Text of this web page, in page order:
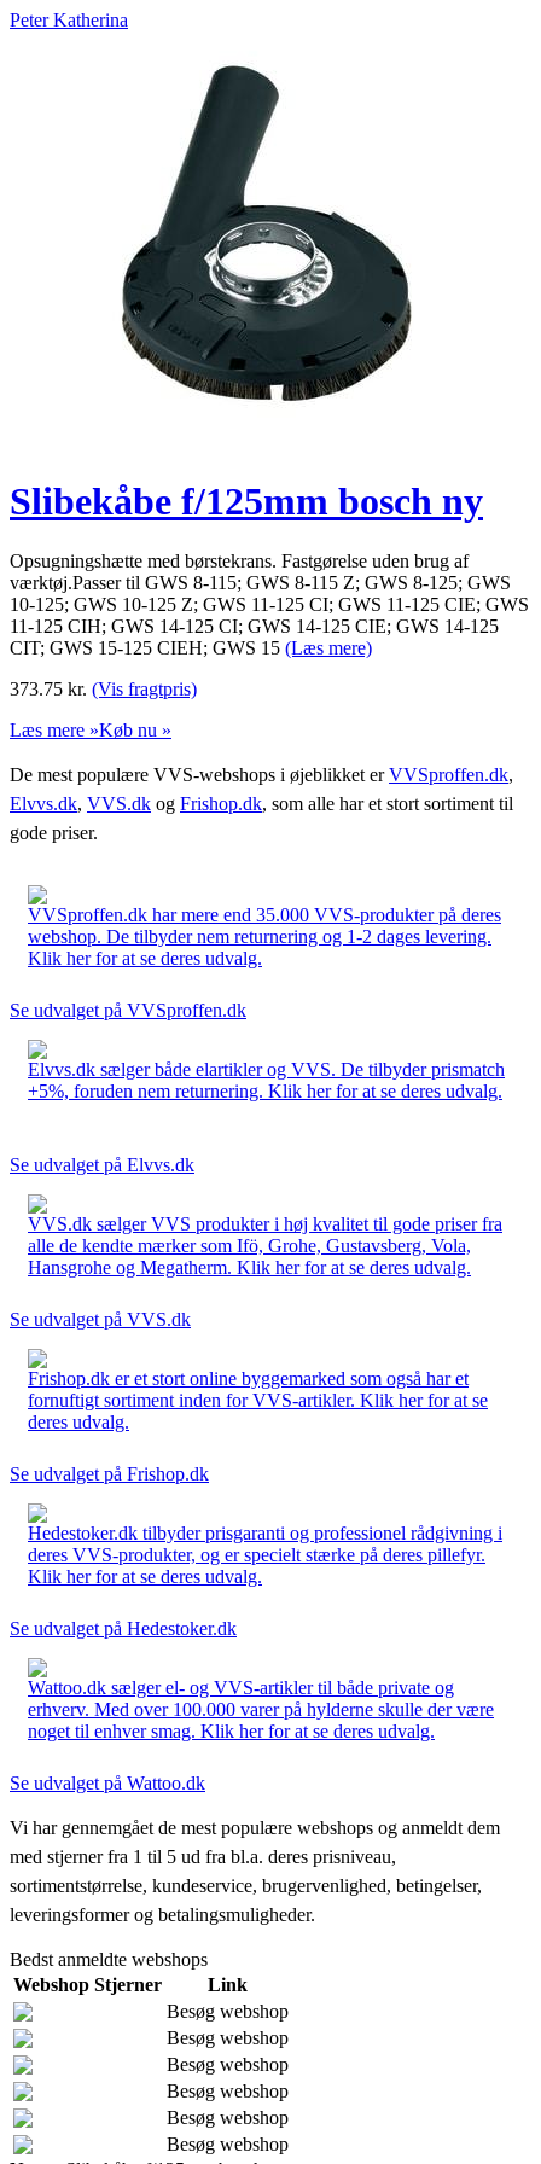
Peter Katherina
Slibekåbe f/125mm bosch ny
Opsugningshætte med børstekrans. Fastgørelse uden brug af
værktøj.Passer til GWS 8-115; GWS 8-115 Z; GWS 8-125; GWS
10-125; GWS 10-125 Z; GWS 11-125 CI; GWS 11-125 CIE; GWS
11-125 CIH; GWS 14-125 CI; GWS 14-125 CIE; GWS 14-125
CIT; GWS 15-125 CIEH; GWS 15 (Læs mere)
373.75 kr. (Vis fragtpris)
Læs mere »Køb nu »
De mest populære VVS-webshops i øjeblikket erVVSproffen.dk,
Elvvs.dk, VVS.dk og Frishop.dk, som alle har et stort sortiment til
gode priser.
VVSproffen.dk har mere end 35.000 VVS-produkter på deres
webshop. De tilbyder nem returnering og 1-2 dages levering.
Klik her for at se deres udvalg.
Se udvalget på VVSproffen.dk
Elvvs.dk sælger både elartikler og VVS. De tilbyder prismatch
+5%, foruden nem returnering. Klik her for at se deres udvalg.
Se udvalget på Elvvs.dk
VVS.dk sælger VVS produkter i høj kvalitet til gode priser fra
alle de kendte mærker som Ifö, Grohe, Gustavsberg, Vola,
Hansgrohe og Megatherm. Klik her for at se deres udvalg.
Se udvalget på VVS.dk
Frishop.dk er et stort online byggemarked som også har et
fornuftigt sortiment inden for VVS-artikler. Klik her for at se
deres udvalg.
Se udvalget på Frishop.dk
Hedestoker.dk tilbyder prisgaranti og professionel rådgivning i
deres VVS-produkter, og er specielt stærke på deres pillefyr.
Klik her for at se deres udvalg.
Se udvalget på Hedestoker.dk
Wattoo.dk sælger el- og VVS-artikler til både private og
erhverv. Med over 100.000 varer på hylderne skulle der være
noget til enhver smag. Klik her for at se deres udvalg.
Se udvalget på Wattoo.dk
Vi har gennemgået de mest populære webshops og anmeldt dem
med stjerner fra 1 til 5 ud fra bl.a. deres prisniveau,
sortimentstørrelse, kundeservice, brugervenlighed, betingelser,
leveringsformer og betalingsmuligheder.
Bedst anmeldte webshops
Webshop Stjerner
Link
Besøg webshop
Besøg webshop
Besøg webshop
Besøg webshop
Besøg webshop
Besøg webshop